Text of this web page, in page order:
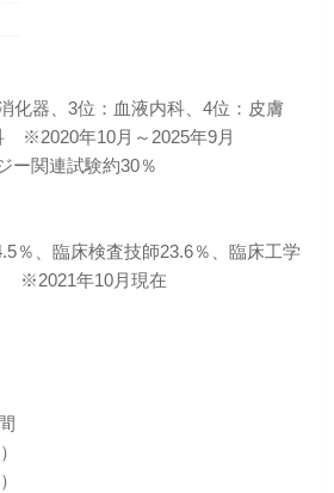
化器、3位：血液内科、4位：皮膚
※2020年10月～2025年9月
ー関連試験約30％
％、臨床検査技師23.6％、臨床工学
※2021年10月現在